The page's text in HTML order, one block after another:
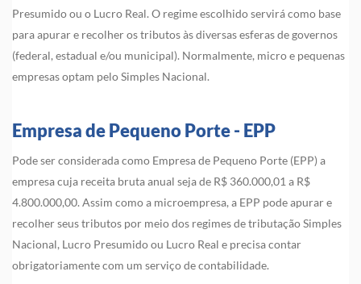
Presumido ou o Lucro Real. O regime escolhido servirá como base
para apurar e recolher os tributos às diversas esferas de governos
(federal, estadual e/ou municipal). Normalmente, micro e pequenas
empresas optam pelo Simples Nacional.
Empresa de Pequeno Porte - EPP
Pode ser considerada como Empresa de Pequeno Porte (EPP) a
empresa cuja receita bruta anual seja de R$ 360.000,01 a R$
4.800.000,00. Assim como a microempresa, a EPP pode apurar e
recolher seus tributos por meio dos regimes de tributação Simples
Nacional, Lucro Presumido ou Lucro Real e precisa contar
obrigatoriamente com um serviço de contabilidade.